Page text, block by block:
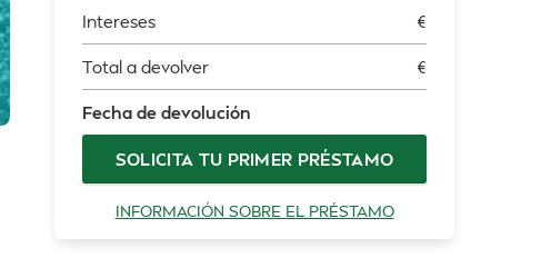
Intereses €
Total a devolver €
Fecha de devolución
SOLICITA TU PRIMER PRÉSTAMO
INFORMACIÓN SOBRE EL PRÉSTAMO